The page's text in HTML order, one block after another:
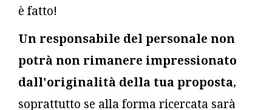
è fatto!
Un responsabile del personale non
potrà non rimanere impressionato
dall'originalità della tua proposta,
soprattutto se alla forma ricercata sarà